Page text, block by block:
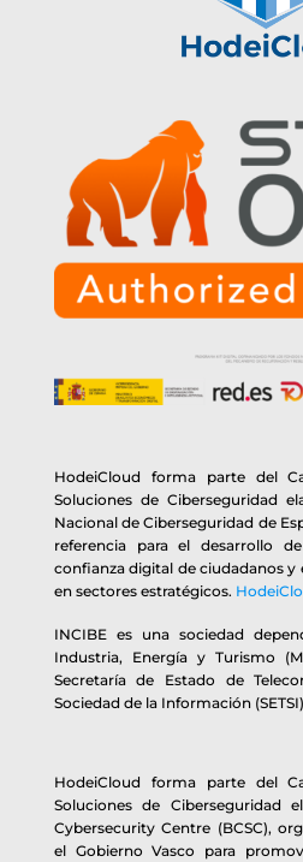
HodeiCloud forma parte del
Soluciones de Ciberseguridad
Nacional de Ciberseguridad de
referencia para el desarrollo
confianza digital de ciudadanos y
en sectores estratégicos.
INCIBE es una sociedad
Industria, Energía y Turismo
Secretaría de Estado de
Sociedad de la Información (SETSI)
HodeiCloud forma parte del
Soluciones de Ciberseguridad
Cybersecurity Centre (BCSC),
el Gobierno Vasco para